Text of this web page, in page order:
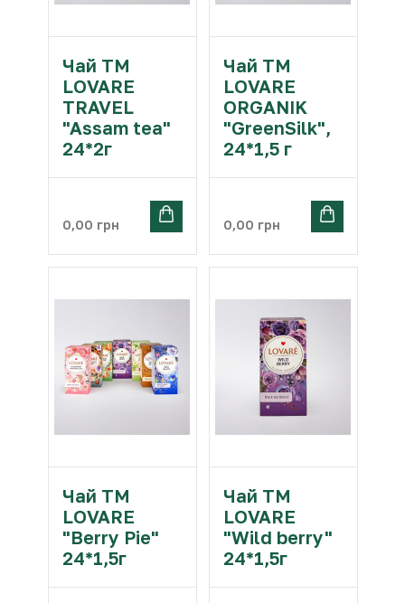
Чай ТМ
LOVARE
TRAVEL
"Assam tea"
24*2г
0,00 грн
Чай ТМ
LOVARE
ORGANIK
"GreenSilk",
24*1,5 г
0,00 грн
Чай ТМ
LOVARE
"Berry Pie"
24*1,5г
Чай ТМ
LOVARE
"Wild berry"
24*1,5г